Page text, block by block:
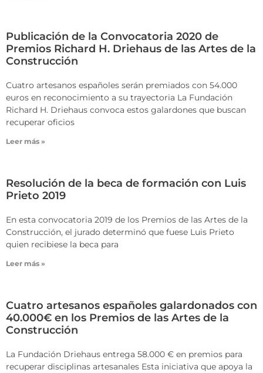
Publicación de la Convocatoria 2020 de
Premios Richard H. Driehaus de las Artes de la
Construcción
Cuatro artesanos españoles serán premiados con 54.000
euros en reconocimiento a su trayectoria La Fundación
Richard H. Driehaus convoca estos galardones que buscan
recuperar oficios
Leer más »
Resolución de la beca de formación con Luis
Prieto 2019
En esta convocatoria 2019 de los Premios de las Artes de la
Construcción, el jurado determinó que fuese Luis Prieto
quien recibiese la beca para
Leer más »
Cuatro artesanos españoles galardonados con
40.000€ en los Premios de las Artes de la
Construcción
La Fundación Driehaus entrega 58.000 € en premios para
recuperar disciplinas artesanales Esta iniciativa que apoya la